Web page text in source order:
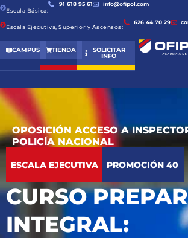
Escala Básica:
91 618 95 61 info@ofipol.com
Escala Ejecutiva, Superior y Ascensos:
626 44 70 29
CAMPUS TIENDA SOLICITAR
INFO
OPOSICIÓN ACCESO A
POLICÍA NACIONAL
ESCALA EJECUTIVA PROMOCIÓN 40
CURSO
INTEGRAL: